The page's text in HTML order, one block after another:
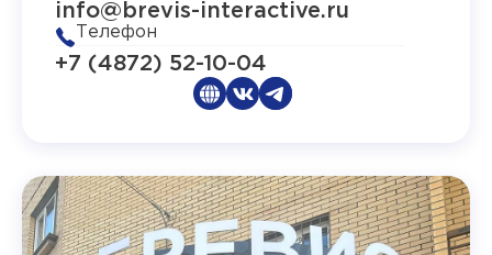
info@brevis-interactive.ru
Телефон
+7 (4872) 52-10-04